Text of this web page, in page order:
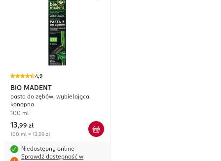
4,9
BIO MADENT
pasta do zębów, wybielająca,
konopna
100 ml
13,99 zł
100 ml = 13,99 zł
Niedostępny online
Sprawdź dostępność w